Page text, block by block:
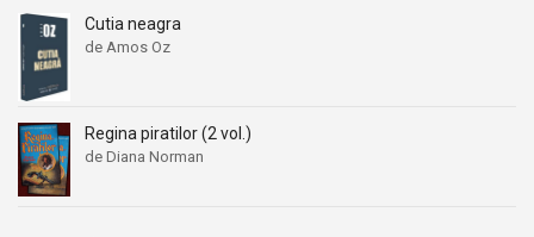
Aleksandr Beleaev
Alessandro Parronchi
Alex Mihai Stoenescu
Alexandr Soljenitin
Alexandra Jones
Alexandra Mosneaga
Aleksandr Beleaev
Alessandro Parronchi
Alex Mihai Stoenescu
Alexandr Soljenitin
Alexandra Jones
Alexandra Mosneaga
Cutia neagra
de Amos Oz
Regina piratilor (2 vol.)
de Diana Norman